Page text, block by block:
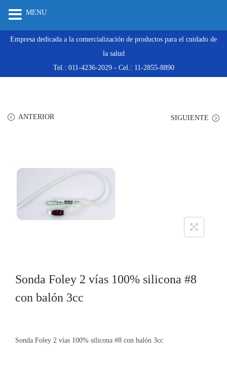
Empresa dedicada a la comercialización de productos para el cuidado de
la salud
Tel.: 011-4236-2029 - Cel.: 11-2855-8890
ANTERIOR SIGUIENTE
Sonda Foley 2 vías 100% silicona #8
con balón 3cc
Sonda Foley 2 vías 100% silicona #8 con balón 3cc
MENU